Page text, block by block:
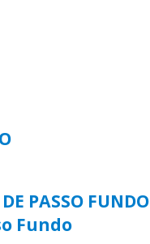
PASSO FUNDO
Fundo